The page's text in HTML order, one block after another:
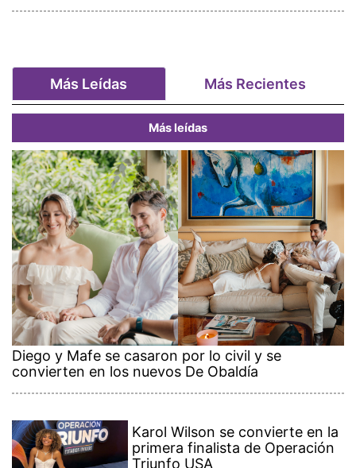
Más Leídas Más Recientes
Más leídas
Diego y Mafe se casaron por lo civil y se
convierten en los nuevos De Obaldía
Karol Wilson se convierte en la
primera finalista de Operación
Triunfo USA